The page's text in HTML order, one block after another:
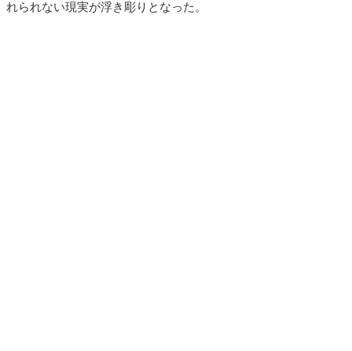
れられない現実が浮き彫りとなった。